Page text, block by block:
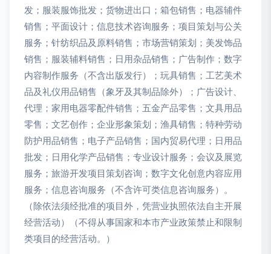
发；服装服饰批发；货物进出口；箱包销售；电器辅件
销售；平面设计；信息技术咨询服务；项目策划与公关
服务；针纺织品及原料销售；市场营销策划；美发饰品
销售；服装辅料销售；日用杂品销售；广告制作；数字
内容制作服务（不含出版发行）；玩具销售；工艺美术
品及礼仪用品销售（象牙及其制品除外）；广告设计、
代理；家用电器零配件销售；五金产品零售；文具用品
零售；文艺创作；企业形象策划；渔具销售；特种劳动
防护用品销售；电子产品销售；国内贸易代理；日用品
批发；日用化学产品销售；专业设计服务；会议及展览
服务；旅游开发项目策划咨询；数字文化创意内容应用
服务；信息咨询服务（不含许可类信息咨询服务）。
（除依法须经批准的项目外，凭营业执照依法自主开展
经营活动）（不得从事国家和本市产业政策禁止和限制
类项目的经营活动。）